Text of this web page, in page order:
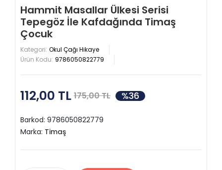
Hammit Masallar Ülkesi Serisi
Tepegöz İle Kafdağında Timaş
Çocuk
Kategori: Okul Çağı Hikaye
Ürün Kodu: 9786050822779
112,00 TL 175,00 TL %36
Barkod: 9786050822779
Marka: Timaş